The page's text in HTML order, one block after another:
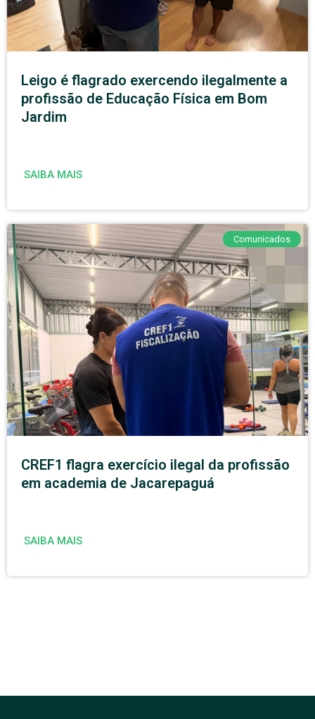
Leigo é flagrado exercendo ilegalmente a
profissão de Educação Física em Bom
Jardim
SAIBA MAIS
Comunicados
CREF1 flagra exercício ilegal da profissão
em academia de Jacarepaguá
SAIBA MAIS